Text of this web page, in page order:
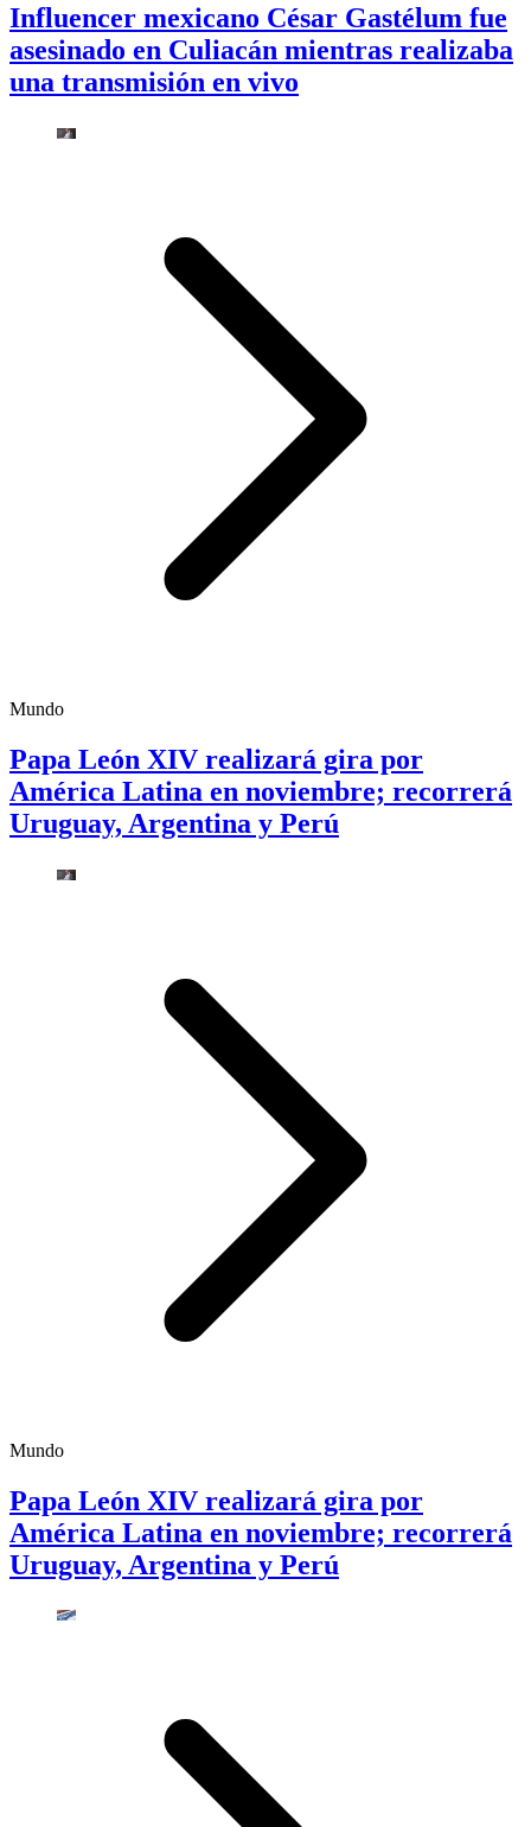
Influencer mexicano César Gastélum fue
asesinado en Culiacán mientras realizaba
una transmisión en vivo
Mundo
Papa León XIV realizará gira por
América Latina en noviembre; recorrerá
Uruguay, Argentina y Perú
Mundo
Papa León XIV realizará gira por
América Latina en noviembre; recorrerá
Uruguay, Argentina y Perú